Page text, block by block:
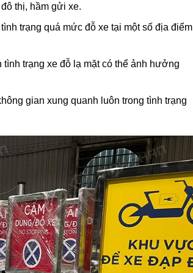
thị, hầm gửi xe.
trạng quá mức đỗ xe tại một số địa điểm
trạng xe đỗ lạ mặt có thể ảnh hưởng
gian xung quanh luôn trong tình trạng